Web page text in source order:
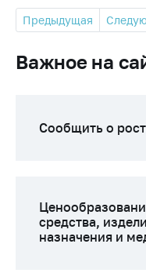
Предыдущая
Важное на
Сообщить о
средства,
назначения и